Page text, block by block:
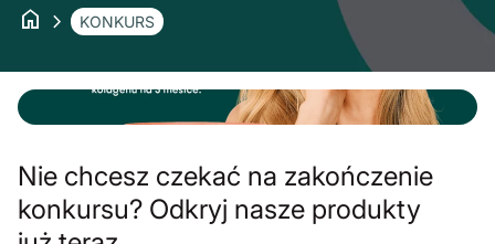
home chevron_right KONKURS
Nie chcesz czekać na zakończenie
konkursu? Odkryj nasze produkty